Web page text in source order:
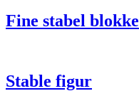
Fine stabel blokke
Stable figur